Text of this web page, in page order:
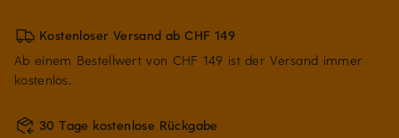
Kostenloser Versand ab CHF 149
Ab einem Bestellwert von CHF 149 ist der Versand immer
kostenlos.
30 Tage kostenlose Rückgabe